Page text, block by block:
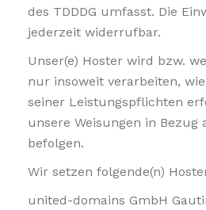
des TDDDG umfasst. Die
jederzeit widerrufbar.
Unser(e) Hoster wird bzw.
nur insoweit verarbeiten,
seiner Leistungspflichten
unsere Weisungen in Bezug
befolgen.
Wir setzen folgende(n)
united-domains GmbH